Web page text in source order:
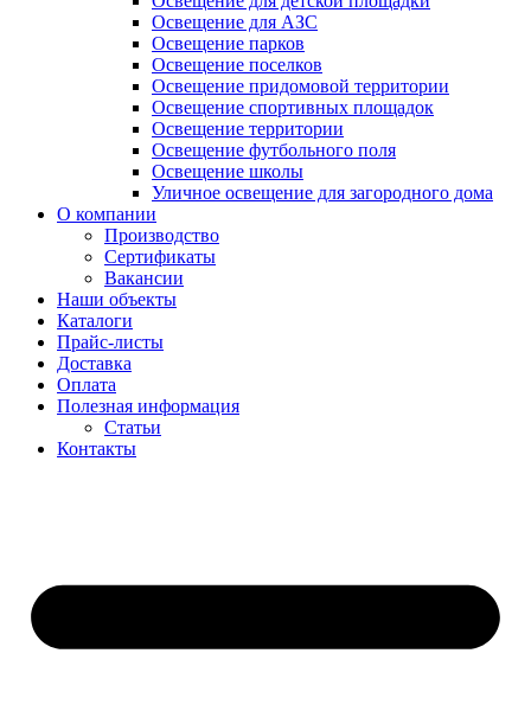
Освещение для АЗС
Освещение парков
Освещение поселков
Освещение придомовой территории
Освещение спортивных площадок
Освещение территории
Освещение футбольного поля
Освещение школы
Уличное освещение для загородного дома
О компании
Производство
Сертификаты
Вакансии
Наши объекты
Каталоги
Прайс-листы
Доставка
Оплата
Полезная информация
Статьи
Контакты